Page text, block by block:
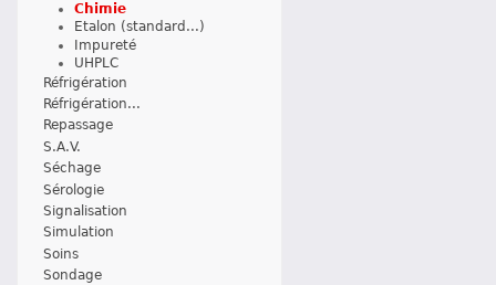
Chimie
Etalon (standard...)
Impureté
UHPLC
Réfrigération
Réfrigération...
Repassage
S.A.V.
Séchage
Sérologie
Signalisation
Simulation
Soins
Sondage